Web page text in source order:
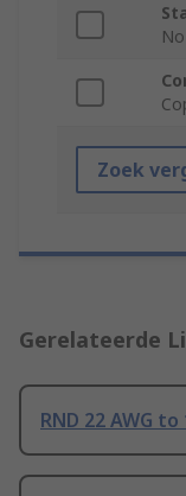
No
Zoek
Gerelateerde
RND 22 AWG to